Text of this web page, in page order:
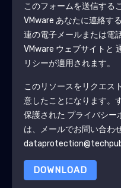
このフォームを送信する
VMware あなたに連絡す
連の電子メールまたは電
VMware ウェブサイトと
リシーが適用されます。
このリソースをリクエス
意したことになります。
保護された プライバシー
は、メールでお問い合わ
DOWNLOAD